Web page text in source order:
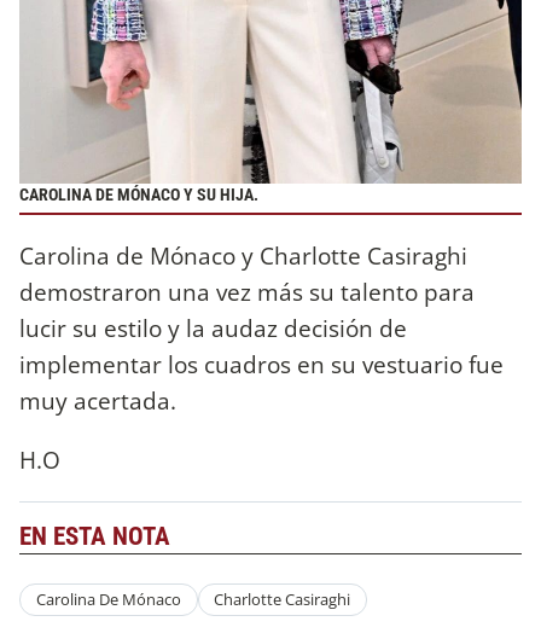
CAROLINA DE MÓNACO Y SU HIJA.
Carolina de Mónaco y Charlotte Casiraghi
demostraron una vez más su talento para
lucir su estilo y la audaz decisión de
implementar los cuadros en su vestuario fue
muy acertada.
H.O
EN ESTA NOTA
Carolina De Mónaco Charlotte Casiraghi